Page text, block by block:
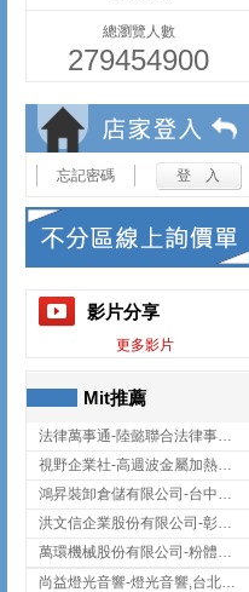
總瀏覽人數
279454900
忘記密碼
影片分享
更多影片
Mit推薦
法律萬事通-陸懿聯合法律事務所
視野企業社-高週波金屬加熱設備,彰化高週波金屬加熱設備
鴻昇裝卸倉儲有限公司-台中貨櫃裝卸
洪文信企業股份有限公司-彰化鋅合金鑄造,彰化五金加工,彰化五金配件
萬環機械股份有限公司-粉體塗裝設備,輸送機,輸送機設備,台南輸送機
尚益燈光音響-燈光音響,台北燈光音響,台北燈光音響出租